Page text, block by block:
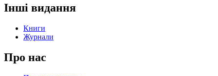
Інші видання
Книги
Журнали
Про нас